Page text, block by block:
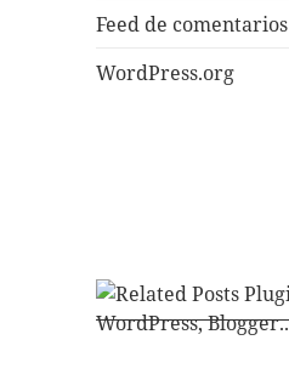
Feed de comentarios
WordPress.org